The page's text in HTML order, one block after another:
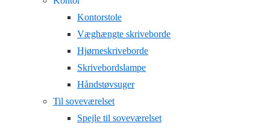
Kontorstole
Væghængte skriveborde
Hjørneskriveborde
Skrivebordslampe
Håndstøvsuger
Til soveværelset
Spejle til soveværelset